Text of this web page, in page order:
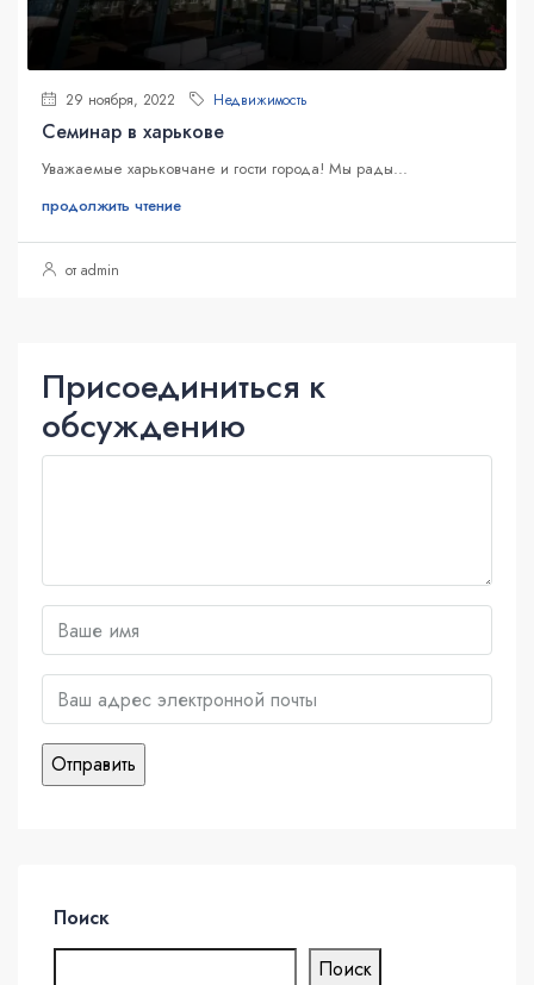
29 ноября, 2022 Недвижимость
Семинар в харькове
Уважаемые харьковчане и гости города! Мы рады...
продолжить чтение
от admin
Присоединиться к
обсуждению
Поиск
Поиск